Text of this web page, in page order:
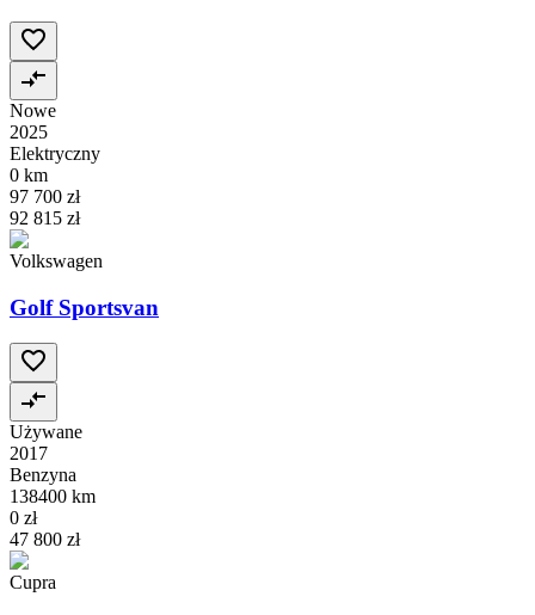
Nowe
2025
Elektryczny
0 km
97 700 zł
92 815 zł
Volkswagen
Golf Sportsvan
Używane
2017
Benzyna
138400 km
0 zł
47 800 zł
Cupra